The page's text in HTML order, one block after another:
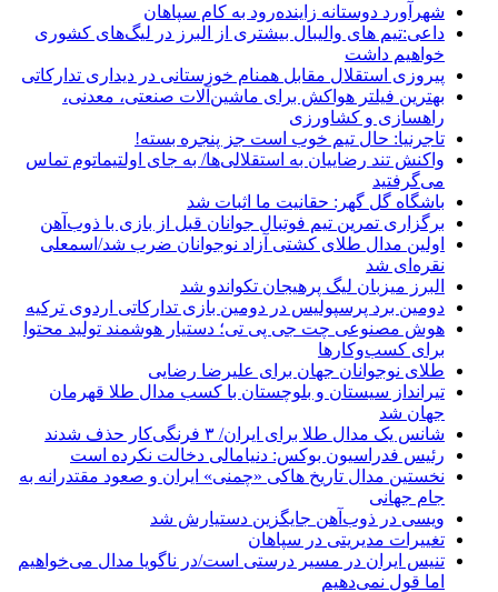
شهرآورد دوستانه زاینده‌رود به کام سپاهان
داعی:تیم های والیبال بیشتری از البرز در لیگ‌های کشوری
خواهیم داشت
پیروزی استقلال مقابل همنام خوزستانی در دیداری تدارکاتی
بهترین فیلتر هواکش برای ماشین‌آلات صنعتی، معدنی،
راهسازی و کشاورزی
تاجرنیا: حال تیم خوب است جز پنجره بسته!
واکنش تند رضاییان به استقلالی‌ها/ به جای اولتیماتوم تماس
می‌گرفتید
باشگاه گل گهر: حقانیت ما اثبات شد
برگزاری تمرین تیم فوتبال جوانان قبل از بازی با ذوب‌آهن
اولین مدال طلای کشتی آزاد نوجوانان ضرب شد/اسمعلی
نقره‌ای شد
البرز میزبان لیگ پرهیجان تکواندو شد
دومین برد پرسپولیس در دومین بازی تدارکاتی اردوی ترکیه
هوش مصنوعی چت جی پی تی؛ دستیار هوشمند تولید محتوا
برای کسب‌وکارها
طلای نوجوانان جهان برای علیرضا رضایی
تیرانداز سیستان و بلوچستان با کسب مدال طلا قهرمان
جهان شد
شانس یک مدال طلا برای ایران/ ۳ فرنگی‌کار حذف شدند
رئیس فدراسیون بوکس: دنیامالی دخالت نکرده است
نخستین مدال تاریخ هاکی «چمنی» ایران و صعود مقتدرانه به
جام جهانی
ویسی در ذوب‌آهن جایگزین دستیارش شد
تغییرات مدیریتی در سپاهان
تنیس ایران در مسیر درستی است/در ناگویا مدال می‌خواهیم
اما قول نمی‌دهیم